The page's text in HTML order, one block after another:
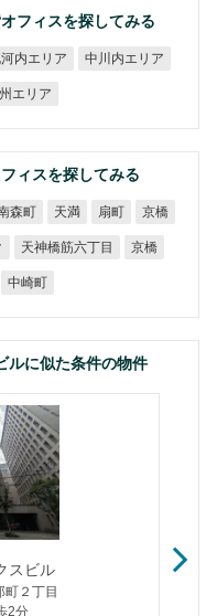
フィスを探してみる
内エリア 中川内エリア
エリア
ィスを探してみる
森町 天満 扇町 京橋
天神橋筋六丁目 京橋
中崎町
ルに似た条件の物件
スビル
町２丁目
2分